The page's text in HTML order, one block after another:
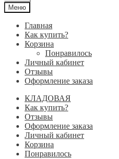
Меню
Главная
Как купить?
Корзина
Понравилось
Личный кабинет
Отзывы
Оформление заказа
КЛАДОВАЯ
Как купить?
Отзывы
Оформление заказа
Личный кабинет
Корзина
Понравилось